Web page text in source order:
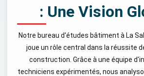
: Une Vision
Notre bureau d'études bâtiment à La
joue un rôle central dans la réussite
construction. Grâce à une équipe
techniciens expérimentés, nous